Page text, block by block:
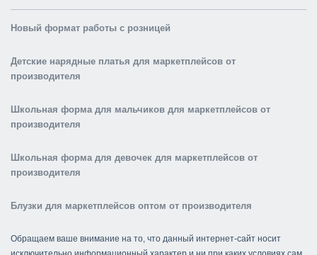
Новый формат работы с розницей
Детские нарядные платья для маркетплейсов от
производителя
Школьная форма для мальчиков для маркетплейсов от
производителя
Школьная форма для девочек для маркетплейсов от
производителя
Блузки для маркетплейсов оптом от производителя
Обращаем ваше внимание на то, что данный интернет-сайт носит